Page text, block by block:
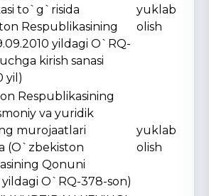
to`g`risida
Respublikasining
yildagi O`RQ-
kirish sanasi
yil)
yuklab
olish
Respublikasining
va yuridik
murojaatlari
(O`zbekiston
Qonuni
yildagi O`RQ-378-son)
yuklab
olish